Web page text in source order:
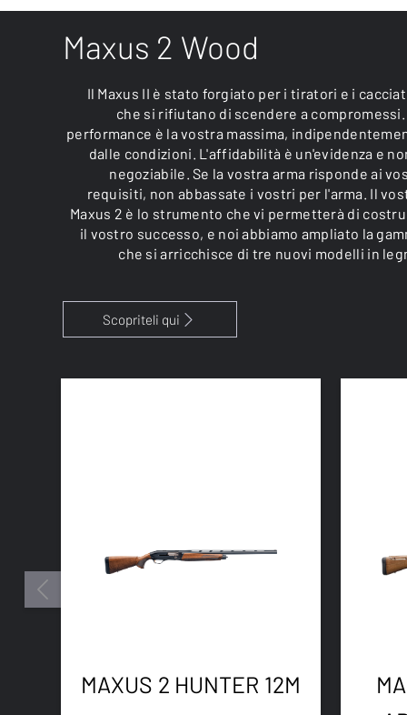
Maxus 2 Wood
Il Maxus II è stato forgiato per i tiratori e i
che si rifiutano di scendere a compromessi.
performance è la vostra massima,
dalle condizioni. L'affidabilità è un'evidenza e
negoziabile. Se la vostra arma risponde ai
requisiti, non abbassate i vostri per l'arma. Il
Maxus 2 è lo strumento che vi permetterà di
il vostro successo, e noi abbiamo ampliato la
che si arricchisce di tre nuovi modelli in
Scopriteli qui
MAXUS 2 HUNTER 12M